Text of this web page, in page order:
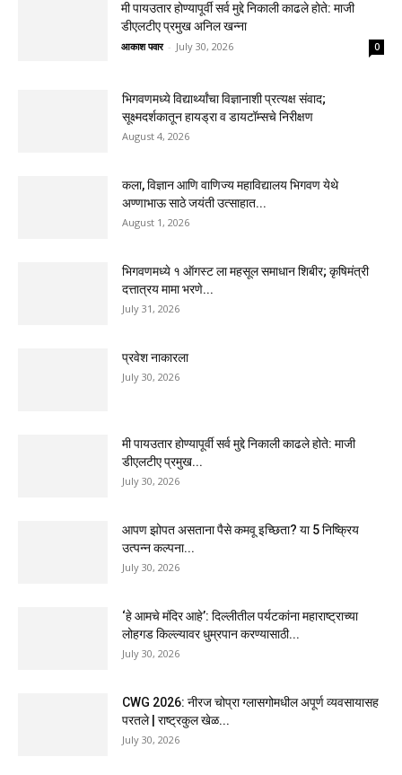
मी पायउतार होण्यापूर्वी सर्व मुद्दे निकाली काढले होते: माजी
डीएलटीए प्रमुख अनिल खन्ना
आकाश पवार - July 30, 2026 0
भिगवणमध्ये विद्यार्थ्यांचा विज्ञानाशी प्रत्यक्ष संवाद;
सूक्ष्मदर्शकातून हायड्रा व डायटॉम्सचे निरीक्षण
August 4, 2026
कला, विज्ञान आणि वाणिज्य महाविद्यालय भिगवण येथे
अण्णाभाऊ साठे जयंती उत्साहात...
August 1, 2026
भिगवणमध्ये १ ऑगस्ट ला महसूल समाधान शिबीर; कृषिमंत्री
दत्तात्रय मामा भरणे...
July 31, 2026
प्रवेश नाकारला
July 30, 2026
मी पायउतार होण्यापूर्वी सर्व मुद्दे निकाली काढले होते: माजी
डीएलटीए प्रमुख...
July 30, 2026
आपण झोपत असताना पैसे कमवू इच्छिता? या 5 निष्क्रिय
उत्पन्न कल्पना...
July 30, 2026
‘हे आमचे मंदिर आहे’: दिल्लीतील पर्यटकांना महाराष्ट्राच्या
लोहगड किल्ल्यावर धुम्रपान करण्यासाठी...
July 30, 2026
CWG 2026: नीरज चोप्रा ग्लासगोमधील अपूर्ण व्यवसायासह
परतले | राष्ट्रकुल खेळ...
July 30, 2026